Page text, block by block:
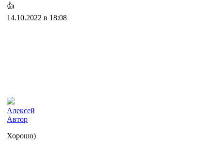
👍
14.10.2022 в 18:08
Алексей
Автор
Хорошо)